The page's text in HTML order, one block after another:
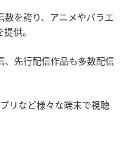
を誇り、アニメやバラエ
供。
、先行配信作品も多数配信
リなど様々な端末で視聴